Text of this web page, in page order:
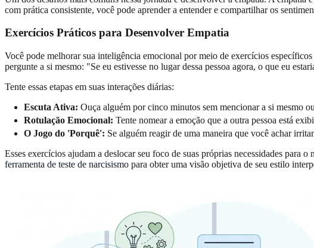
com prática consistente, você pode aprender a entender e compartilhar os
Exercícios Práticos para Desenvolver Empatia
Você pode melhorar sua inteligência emocional por meio de exercícios
pergunte a si mesmo: "Se eu estivesse no lugar dessa pessoa agora, o que eu
Tente essas etapas em suas interações diárias:
Escuta Ativa: Ouça alguém por cinco minutos sem mencionar a si mesmo
Rotulação Emocional: Tente nomear a emoção que a outra pessoa está
O Jogo do 'Porquê': Se alguém reagir de uma maneira que você achar
Esses exercícios ajudam a deslocar seu foco de suas próprias necessidades para
ferramenta de teste de narcisismo para obter uma visão objetiva de seu estilo